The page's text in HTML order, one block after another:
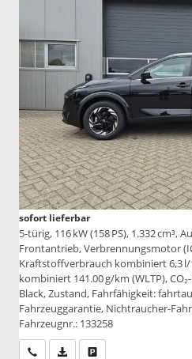
sofort lieferbar
5-türig, 116 kW (158 PS), 1.332 cm³,
Frontantrieb, Verbrennungsmotor
Kraftstoffverbrauch kombiniert 6,3 l/
kombiniert 141.00 g/km (WLTP),
Black, Zustand, Fahrfähigkeit:
Fahrzeuggarantie, Nichtraucher-
Fahrzeugnr.: 133258
Wir rufen Sie anPDF-Datei, Fahrzeugexposé